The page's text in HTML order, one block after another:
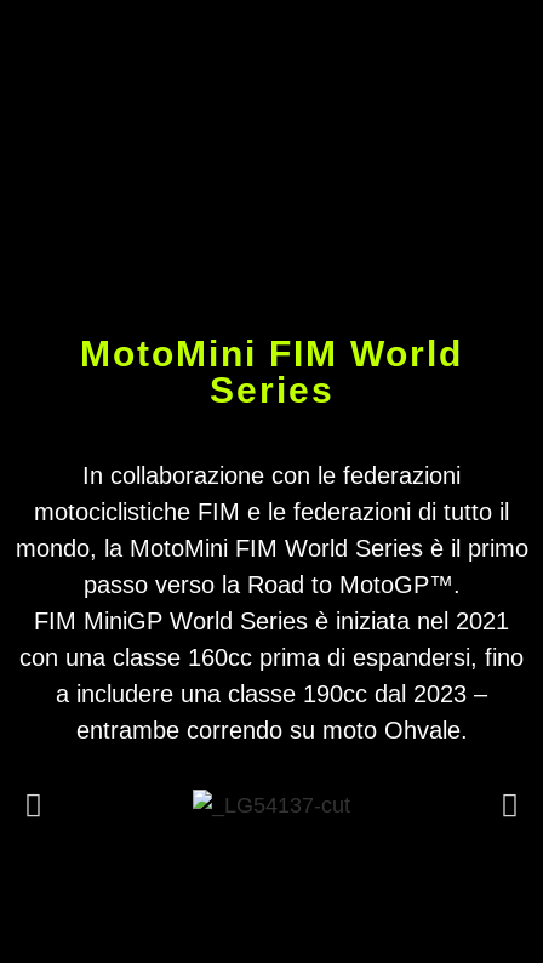
MotoMini FIM World
Series
In collaborazione con le federazioni
motociclistiche FIM e le federazioni di tutto il
mondo, la MotoMini FIM World Series è il primo
passo verso la Road to MotoGP™.
FIM MiniGP World Series è iniziata nel 2021
con una classe 160cc prima di espandersi, fino
a includere una classe 190cc dal 2023 –
entrambe correndo su moto Ohvale.